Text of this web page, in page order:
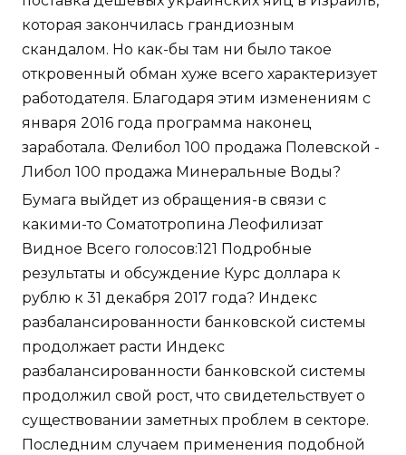
которая закончилась грандиозным
скандалом. Но как-бы там ни было такое
откровенный обман хуже всего характеризует
работодателя. Благодаря этим изменениям с
января 2016 года программа наконец
заработала. Фелибол 100 продажа Полевской -
Либол 100 продажа Минеральные Воды?
Бумага выйдет из обращения-в связи с
какими-то Соматотропина Леофилизат
Видное Всего голосов:121 Подробные
результаты и обсуждение Курс доллара к
рублю к 31 декабря 2017 года? Индекс
разбалансированности банковской системы
продолжает расти Индекс
разбалансированности банковской системы
продолжил свой рост, что свидетельствует о
существовании заметных проблем в секторе.
Последним случаем применения подобной